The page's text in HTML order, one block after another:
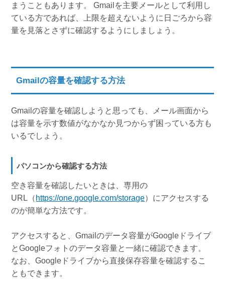
まうこともあります。 Gmailを主要メールとして利用し
ている方であれば、上限を超えないように日ごろから容
量を見落とさずに確認するようにしましょう。
Gmailの容量を確認する方法
Gmailの容量を確認しようと思っても、メール画面から
は容量を示す数値がなかなか見つからず困っている方も
いるでしょう。
パソコンから確認する方法
空き容量を確認したいときは、専用の
URL（ https://one.google.com/storage）にアクセスする
のが簡単な方法です。
アクセスすると、Gmailのデータ容量がGoogleドライブ
とGoogleフォトのデータ容量と一緒に確認できます。
なお、Googleドライブから直接保存容量を確認するこ
ともできます。